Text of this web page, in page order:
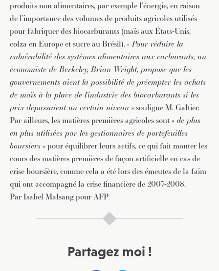
produits non alimentaires, par exemple l’énergie, en raison
de l’importance des volumes de produits agricoles utilisés
pour fabriquer des biocarburants (maïs aux États-Unis,
colza en Europe et sucre au Brésil). «Pour réduire la
vulnérabilité des systèmes alimentaires aux carburants, un
économiste de Berkeley, Brian Wright, propose que les
gouvernements aient la possibilité de préempter les achats
de maïs à la place de l’industrie des biocarburants si les
prix dépassaient un certain niveau » souligne M. Galtier.
Par ailleurs, les matières premières agricoles sont « de plus
en plus utilisées par les gestionnaires de portefeuilles
boursiers » pour équilibrer leurs actifs, ce qui fait monter les
cours des matières premières de façon artificielle en cas de
crise boursière, comme cela a été lors des émeutes de la faim
qui ont accompagné la crise financière de 2007-2008.
Par Isabel Malsang pour AFP
Partagez moi !
JE M'INSCRIS À LA NEWSLETTER
Pour recevoir toutes les deux semaines notre lettre
d’info avec une sélection d’articles …